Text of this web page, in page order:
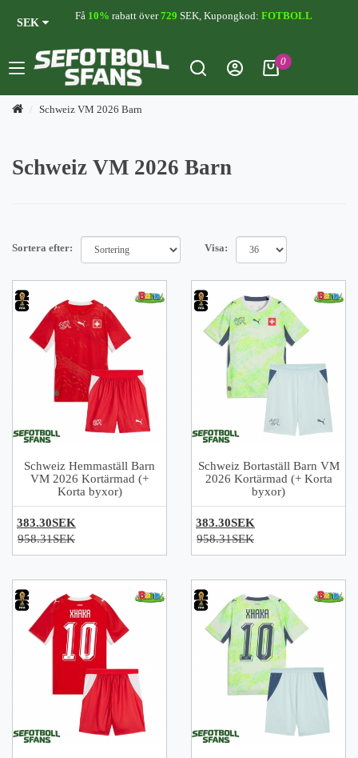
SEK
Få 10% rabatt över729 SEK, Kupongkod: FOTBOLL
0
Schweiz VM 2026 Barn
Schweiz VM 2026 Barn
Sortera efter: Visa:
Schweiz Hemmaställ Barn
VM 2026 Kortärmad (+
Korta byxor)
383.30SEK
958.31SEK
Schweiz Bortaställ Barn VM
2026 Kortärmad (+ Korta
byxor)
383.30SEK
958.31SEK